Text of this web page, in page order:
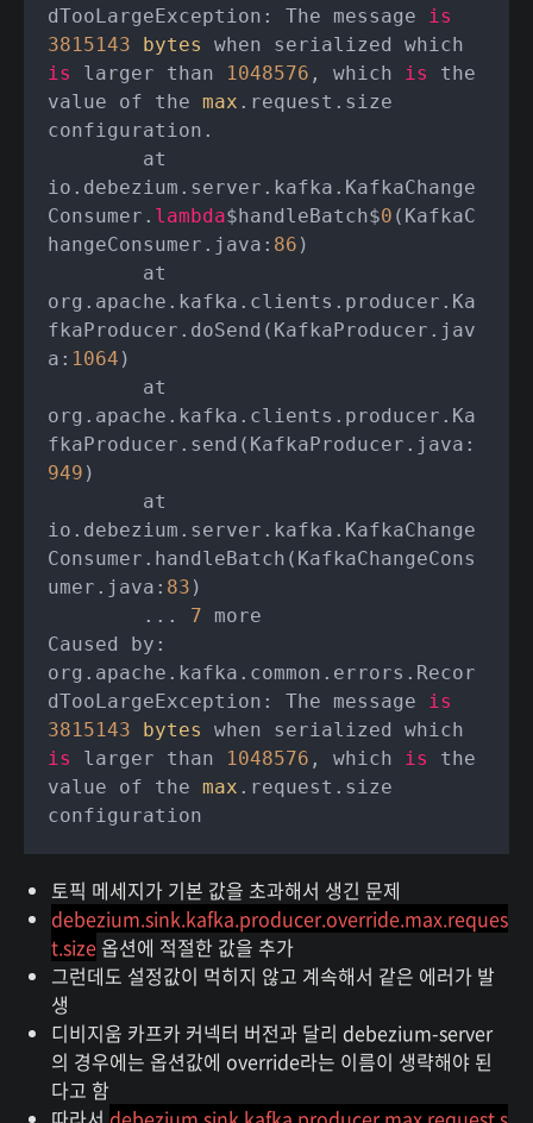
dTooLargeException: The message is
3815143
bytes
is
larger than 1048576 , which is
the
value of the max .request.size
configuration.
io.debezium.server.kafka.KafkaChange
Consumer. lambda$handleBatch$0 (KafkaC
hangeConsumer.java: 86 )
org.apache.kafka.clients.producer.Ka
fkaProducer.doSend(KafkaProducer.jav
a: 1064 )
org.apache.kafka.clients.producer.Ka
fkaProducer.send(KafkaProducer.java:
949 )
io.debezium.server.kafka.KafkaChange
Consumer.handleBatch(KafkaChangeCons
umer.java: 83 )
	...
7 more
Caused by:
org.apache.kafka.common.errors.Recor
dTooLargeException: The message is
3815143
bytes
is
larger than 1048576 , which is
the
value of the max .request.size
토픽 메세지가 기본 값을 초과해서 생긴 문제
debezium.sink.kafka.producer.override.max.reques
t.size옵션에 적절한 값을 추가
그런데도 설정값이 먹히지 않고 계속해서 같은 에러가 발
생
디비지움 카프카 커넥터 버전과 달리 debezium-server
의 경우에는 옵션값에 override라는 이름이 생략해야 된
다고 함